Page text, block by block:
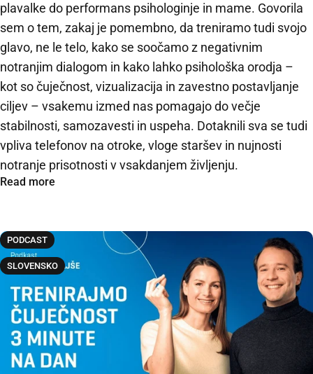
plavalke do performans psihologinje in mame. Govorila
sem o tem, zakaj je pomembno, da treniramo tudi svojo
glavo, ne le telo, kako se soočamo z negativnim
notranjim dialogom in kako lahko psihološka orodja –
kot so čuječnost, vizualizacija in zavestno postavljanje
ciljev – vsakemu izmed nas pomagajo do večje
stabilnosti, samozavesti in uspeha. Dotaknili sva se tudi
vpliva telefonov na otroke, vloge staršev in nujnosti
notranje prisotnosti v vsakdanjem življenju.
Read more
PODCAST
SLOVENSKO